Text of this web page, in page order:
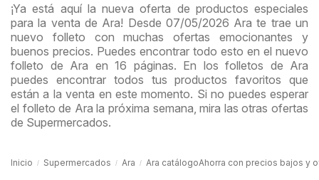
¡Ya está aquí la nueva oferta de productos especiales
para la venta de Ara! Desde 07/05/2026 Ara te trae un
nuevo folleto con muchas ofertas emocionantes y
buenos precios. Puedes encontrar todo esto en el nuevo
folleto de Ara en 16 páginas. En los folletos de Ara
puedes encontrar todos tus productos favoritos que
están a la venta en este momento. Si no puedes esperar
el folleto de Ara la próxima semana, mira las otras ofertas
de Supermercados.
Inicio Supermercados Ara Ara catálogoAhorra con precios bajos y